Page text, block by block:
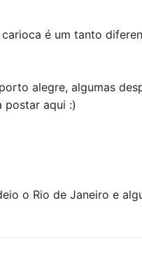
é um tanto
alegre, algumas
postar aqui :)
o Rio de Janeiro e